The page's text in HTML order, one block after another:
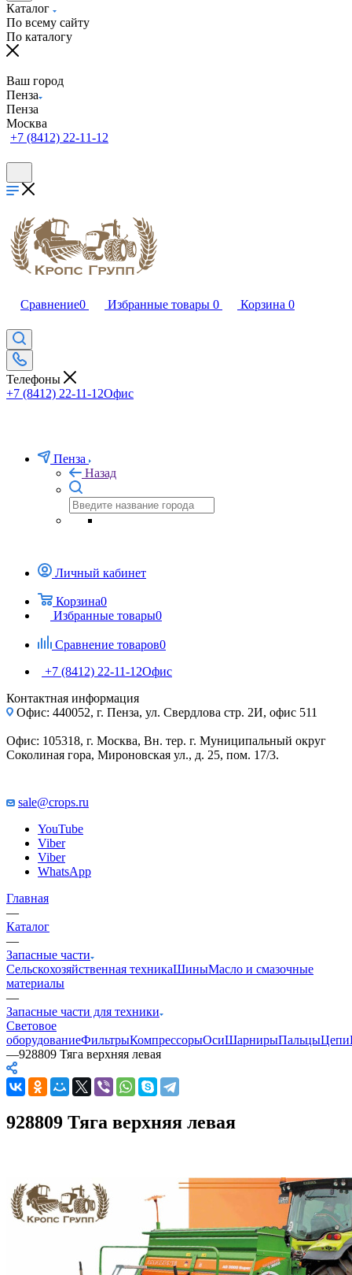
Каталог
По всему сайту
По каталогу
Ваш город
Пенза
Пенза
Москва
+7 (8412) 22-11-12
Сравнение0 Избранные товары 0 Корзина 0
Телефоны
+7 (8412) 22-11-12Офис
Пенза
Назад
Личный кабинет
Корзина0
Избранные товары0
Сравнение товаров0
+7 (8412) 22-11-12Офис
Контактная информация
Офис: 440052, г. Пенза, ул. Свердлова стр. 2И, офис 511
Офис: 105318, г. Москва, Вн. тер. г. Муниципальный округ
Соколиная гора, Мироновская ул., д. 25, пом. 17/3.
sale@crops.ru
YouTube
Viber
Viber
WhatsApp
Главная
—
Каталог
—
Запасные части
Сельскохозяйственная техникаШиныМасло и смазочные
материалы
—
Запасные части для техники
Световое
оборудованиеФильтрыКомпрессорыОсиШарнирыПальцыЦепи
—928809 Тяга верхняя левая
928809 Тяга верхняя левая